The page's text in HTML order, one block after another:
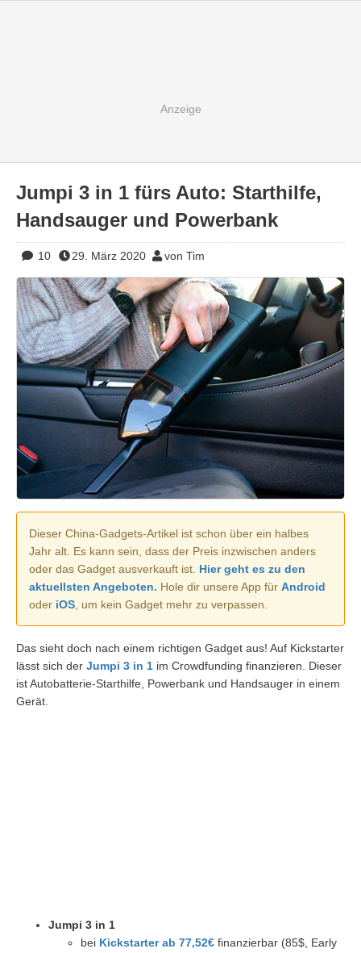
Jumpi 3 in 1 fürs Auto: Starthilfe,
Handsauger und Powerbank
10 29. März 2020 von Tim
Dieser China-Gadgets-Artikel ist schon über ein halbes
Jahr alt. Es kann sein, dass der Preis inzwischen anders
oder das Gadget ausverkauft ist. Hier geht es zu den
aktuellsten Angeboten. Hole dir unsere App für Android
oder iOS , um kein Gadget mehr zu verpassen.
Das sieht doch nach einem richtigen Gadget aus! Auf Kickstarter
lässt sich der Jumpi 3 in 1 im Crowdfunding finanzieren. Dieser
ist Autobatterie-Starthilfe, Powerbank und Handsauger in einem
Gerät.
Jumpi 3 in 1
bei Kickstarter ab 77,52€ finanzierbar (85$, Early